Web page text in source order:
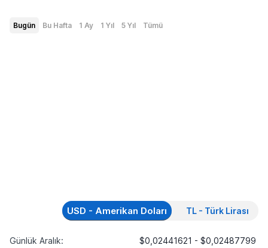
Bugün Bu Hafta 1 Ay 1 Yıl 5 Yıl Tümü
USD - Amerikan Doları TL - Türk Lirası
Günlük Aralık: $0,02441621 - $0,02487799